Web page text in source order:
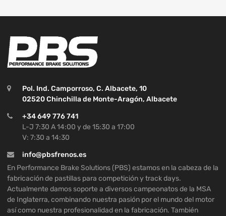
Pol. Ind. Camporroso, C. Albacete, 10
02520 Chinchilla de Monte-Aragón, Albacete
+34 649 776 741
L-J 7:30 A 14:00 y de 15:30 a 17:00
V: 7:30 a 14:30
info@pbsfrenos.es
En Performance Brake Solutions (PBS) estamos en la cabeza de la
fabricación de pastillas para competición y track days.
Actualmente damos soporte a diversos campeonatos de la MSA
de Inglaterra, combinando nuestra pasión por el mundo del motor
así como nuestra profesionalidad en la fabricación. También